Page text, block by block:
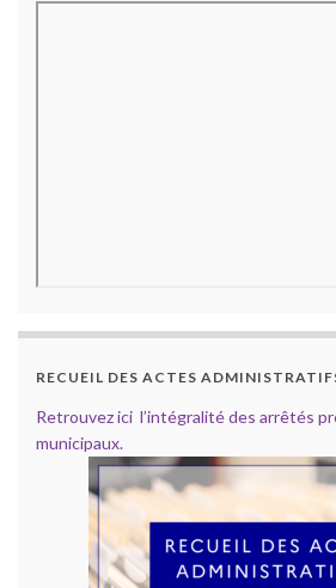
RECUEIL DES ACTES
Retrouvez ici l’intégralité des arrêtés
municipaux.